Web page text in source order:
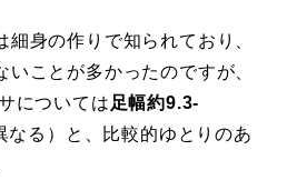
身の作りで知られており、
いことが多かったのですが、
については 足幅約9.3-
なる）と、比較的ゆとりのあ